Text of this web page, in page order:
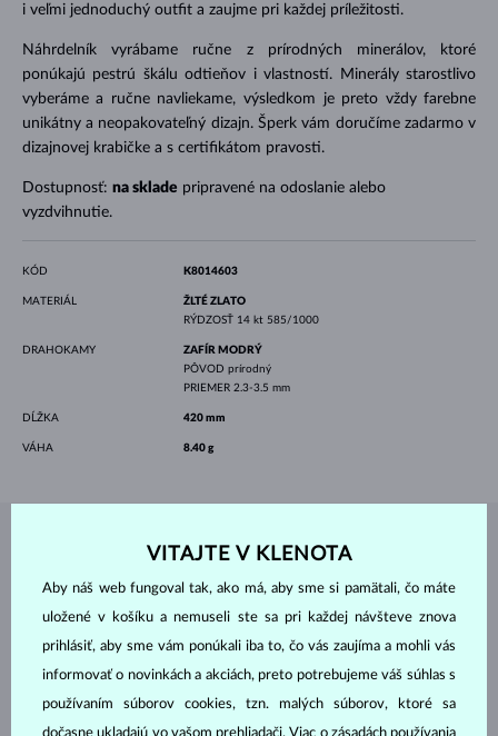
i veľmi jednoduchý outfit a zaujme pri každej príležitosti.
Náhrdelník vyrábame ručne z prírodných minerálov, ktoré
ponúkajú pestrú škálu odtieňov i vlastností. Minerály starostlivo
vyberáme a ručne navliekame, výsledkom je preto vždy farebne
unikátny a neopakovateľný dizajn. Šperk vám doručíme zadarmo v
dizajnovej krabičke a s certifikátom pravosti.
Dostupnosť: na sklade pripravené na odoslanie alebo
vyzdvihnutie.
KÓD K8014603
MATERIÁL
ŽLTÉ ZLATO
RÝDZOSŤ 14 kt 585/1000
DRAHOKAMY
ZAFÍR MODRÝ
PÔVOD prírodný
PRIEMER 2.3-3.5 mm
DĹŽKA 420 mm
VÁHA 8.40 g
ŠPERKY ZATELIÉRU KLENOTA
VITAJTE V KLENOTA
Aby náš web fungoval tak, ako má, aby sme si pamätali, čo máte
uložené v košíku a nemuseli ste sa pri každej návšteve znova
prihlásiť, aby sme vám ponúkali iba to, čo vás zaujíma a mohli vás
informovať o novinkách a akciách, preto potrebujeme váš súhlas s
používaním súborov cookies, tzn. malých súborov, ktoré sa
dočasne ukladajú vo vašom prehliadači. Viac o zásadách používania